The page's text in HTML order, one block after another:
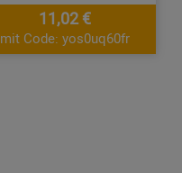
11,02 €
mit Code: yos0uq60fr